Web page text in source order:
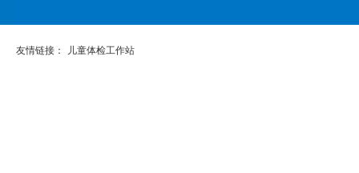
友情链接： 儿童体检工作站